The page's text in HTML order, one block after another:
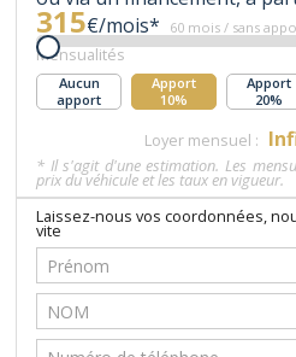
315€/mois* 60 mois / sans
Mensualités
Aucun
apport
Apport
10%
Apport
20%
Loyer mensuel :
* Il s'agit d'une estimation. Les
prix du véhicule et les taux en vigueur.
Laissez-nous vos coordonnées,
vite